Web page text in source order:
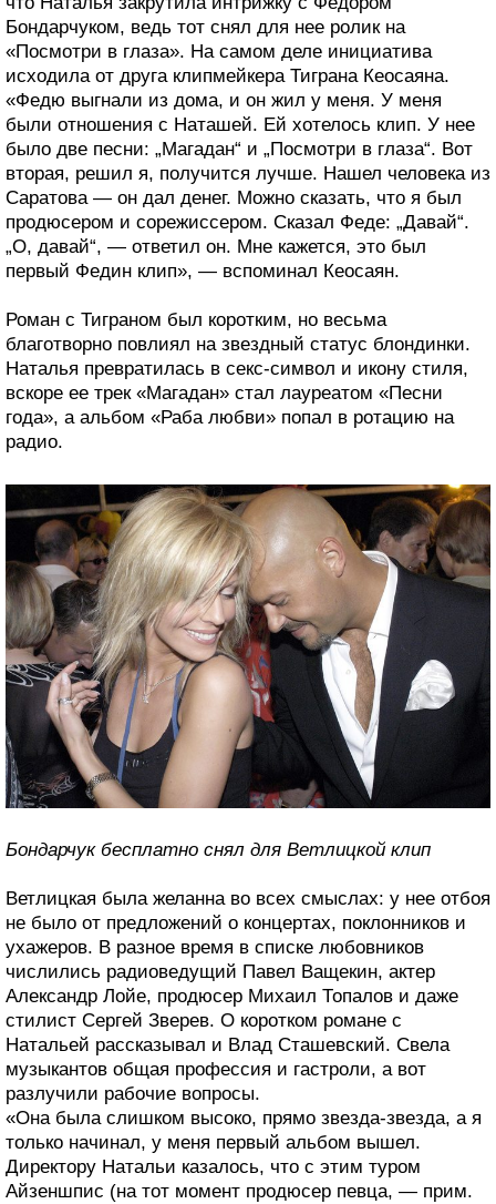
Бондарчуком, ведь тот снял для нее ролик на
«Посмотри в глаза». На самом деле инициатива
исходила от друга клипмейкера Тиграна Кеосаяна.
«Федю выгнали из дома, и он жил у меня. У меня
были отношения с Наташей. Ей хотелось клип. У нее
было две песни: „Магадан“ и „Посмотри в глаза“. Вот
вторая, решил я, получится лучше. Нашел человека из
Саратова — он дал денег. Можно сказать, что я был
продюсером и сорежиссером. Сказал Феде: „Давай“.
„О, давай“, — ответил он. Мне кажется, это был
первый Федин клип», — вспоминал Кеосаян.
Роман с Тиграном был коротким, но весьма
благотворно повлиял на звездный статус блондинки.
Наталья превратилась в секс-символ и икону стиля,
вскоре ее трек «Магадан» стал лауреатом «Песни
года», а альбом «Раба любви» попал в ротацию на
радио.
Бондарчук бесплатно снял для Ветлицкой клип
Ветлицкая была желанна во всех смыслах: у нее отбоя
не было от предложений о концертах, поклонников и
ухажеров. В разное время в списке любовников
числились радиоведущий Павел Ващекин, актер
Александр Лойе, продюсер Михаил Топалов и даже
стилист Сергей Зверев. О коротком романе с
Натальей рассказывал и Влад Сташевский. Свела
музыкантов общая профессия и гастроли, а вот
разлучили рабочие вопросы.
«Она была слишком высоко, прямо звезда-звезда, а я
только начинал, у меня первый альбом вышел.
Директору Натальи казалось, что с этим туром
Айзеншпис (на тот момент продюсер певца, — прим.